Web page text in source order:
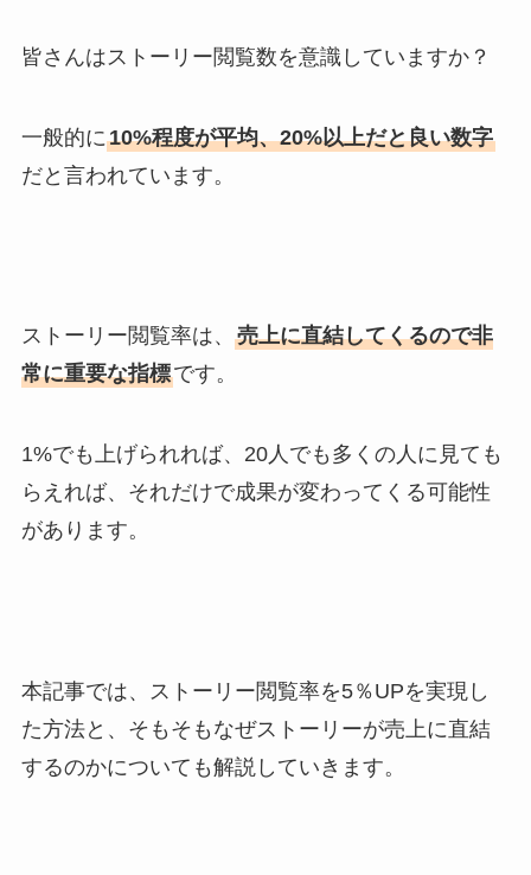
皆さんはストーリー閲覧数を意識していますか？
一般的に10%程度が平均、20%以上だと良い数字
だと言われています。
ストーリー閲覧率は、 売上に直結してくるので非
常に重要な指標です。
1%でも上げられれば、20人でも多くの人に見ても
らえれば、それだけで成果が変わってくる可能性
があります。
本記事では、ストーリー閲覧率を5％UPを実現し
た方法と、そもそもなぜストーリーが売上に直結
するのかについても解説していきます。